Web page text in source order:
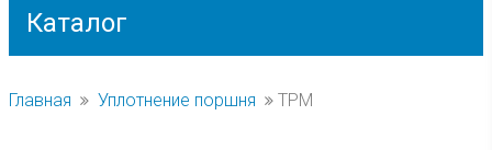
Каталог
ШТОКА
Главная Уплотнение поршня TPM